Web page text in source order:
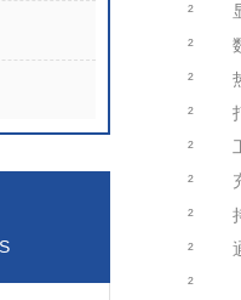
² 显
² 数
² 热
² 打
² 工
² 充
² 持
² 通
²